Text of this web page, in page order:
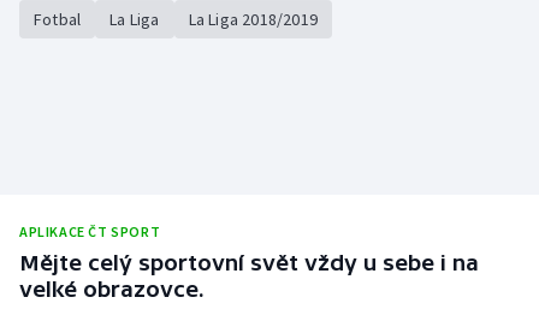
Fotbal La Liga La Liga 2018/2019
APLIKACE ČT SPORT
Mějte celý sportovní svět vždy u sebe i na
velké obrazovce.